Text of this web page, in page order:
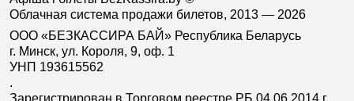
Облачная система продажи билетов, 2013 — 2026
ООО «БЕЗКАССИРА БАЙ» Республика Беларусь
г. Минск, ул. Короля, 9, оф. 1
УНП 193615562
.
Зарегистрирован в Торговом реестре РБ 04.06.2014 г.